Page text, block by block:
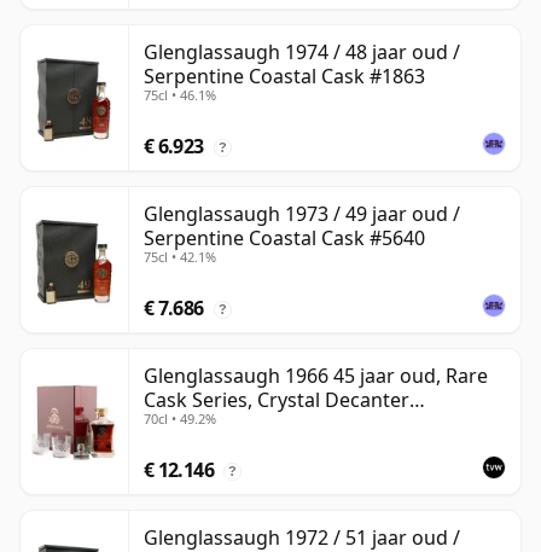
Glenglassaugh 1974 / 48 jaar oud /
Serpentine Coastal Cask #1863
75cl • 46.1%
€ 6.923 ?
Glenglassaugh 1973 / 49 jaar oud /
Serpentine Coastal Cask #5640
75cl • 42.1%
€ 7.686 ?
Glenglassaugh 1966 45 jaar oud, Rare
Cask Series, Crystal Decanter
Presentation
70cl • 49.2%
€ 12.146 ?
Glenglassaugh 1972 / 51 jaar oud /